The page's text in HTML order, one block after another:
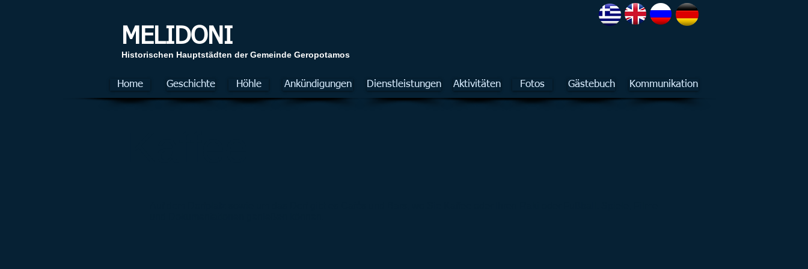
MELIDONI
Ηistorischen Hauptstädten der Gemeinde Geropotamos
Home Geschichte Höhle Ankündigungen Dienstleistungen Aktivitäten Fotos Gästebuch Kommunikation